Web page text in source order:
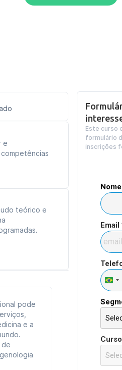
e
teórico e
pode
e a
de
Este curso
formulário
inscrições